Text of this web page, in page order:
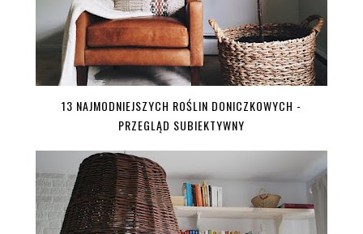
13 NAJMODNIEJSZYCH ROŚLIN DONICZKOWYCH -
PRZEGLĄD SUBIEKTYWNY